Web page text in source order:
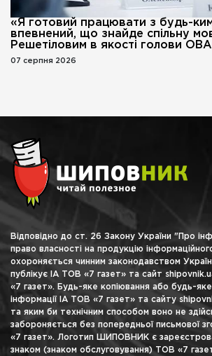
«Я готовий працювати з будь-
впевнений, що знайде спільну
Решетіловим в якості голови ОВА
07 серпня 2026
Відповідно до ст. 26 Закону України "Про
право власності на продукцію
охороняється чинним законодавством
публікує ІА ТОВ «7 газет» та сайт
«7 газет». Будь-яке копіювання або будь-
інформації ІА ТОВ «7 газет» та сайту
та яким би технічним способом воно не
забороняється без попередньої письмової
«7 газет». Логотип ШИПОВНИК є
знаком (знаком обслуговування) ТОВ «7